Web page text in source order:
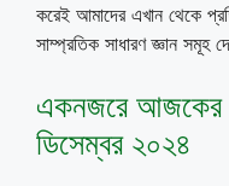
করেই আমাদের এখান থেকে
সাম্প্রতিক সাধারণ জ্ঞান সমূহ
একনজরে আজকের
ডিসেম্বর ২০২৪